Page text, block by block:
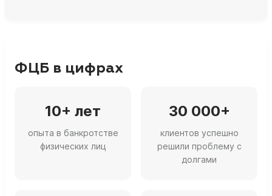
ФЦБ в цифрах
10+ лет
опыта в банкротстве
физических лиц
30 000+
клиентов успешно
решили проблему с
долгами